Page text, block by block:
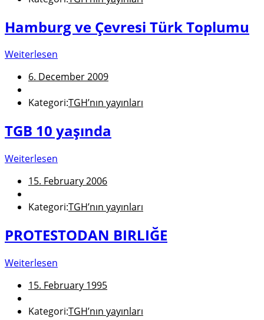
Hamburg ve Çevresi Türk Toplumu
Weiterlesen
6. December 2009
Kategori:TGH’nın yayınları
TGB 10 yaşında
Weiterlesen
15. February 2006
Kategori:TGH’nın yayınları
PROTESTODAN BIRLIĞE
Weiterlesen
15. February 1995
Kategori:TGH’nın yayınları